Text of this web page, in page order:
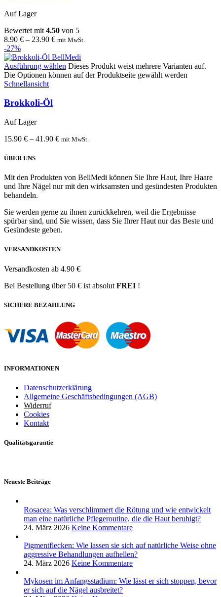
Auf Lager
Bewertet mit 4.50 von 5
8.90 € – 23.90 € mit MwSt.
-27%
Ausführung wählen Dieses Produkt weist mehrere Varianten auf.
Die Optionen können auf der Produktseite gewählt werden
Schnellansicht
Brokkoli-Öl
Auf Lager
15.90 € – 41.90 € mit MwSt.
ÜBER UNS
Mit den Produkten von BellMedi können Sie Ihre Haut, Ihre Haare
und Ihre Nägel nur mit den wirksamsten und gesündesten Produkten
behandeln.
Sie werden gerne zu ihnen zurückkehren, weil die Ergebnisse
spürbar sind, und Sie wissen, dass Sie Ihrer Haut nur das Beste und
Gesündeste geben.
VERSANDKOSTEN
Versandkosten ab 4.90 €
Bei Bestellung über 50 € ist absolut FREI !
SICHERE BEZAHLUNG
INFORMATIONEN
Datenschutzerklärung
Allgemeine Geschäftsbedingungen (AGB)
Widerruf
Cookies
Kontakt
Qualitätsgarantie
Neueste Beiträge
Rosacea: Was verschlimmert die Rötung und wie entwickelt
man eine natürliche Pflegeroutine, die die Haut beruhigt?
24. März 2026 Keine Kommentare
Pigmentflecken: Wie lassen sie sich auf natürliche Weise ohne
aggressive Behandlungen aufhellen?
24. März 2026 Keine Kommentare
Mykosen im Anfangsstadium: Wie lässt er sich stoppen, bevor
er sich auf die Nägel ausbreitet?